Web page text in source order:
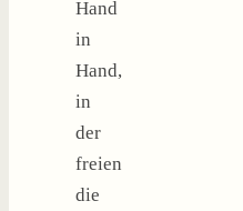
Hand
in
Hand,
in
der
freien
die